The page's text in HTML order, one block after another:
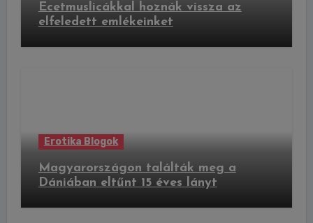
Ecetmuslicákkal hoznák vissza az
elfeledett emlékeinket
Erotika Blogok
Magyarországon találták meg a
Dániában eltűnt 15 éves lányt